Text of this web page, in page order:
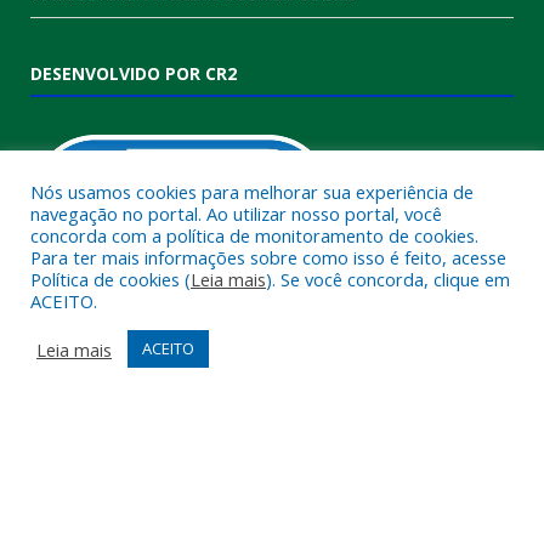
DESENVOLVIDO POR CR2
Muito mais que
Realizamos umaassessoria
contrato que todas as exigências das
Nós usamos cookies para melhorar sua experiência de
navegação no portal. Ao utilizar nosso portal, você
concorda com a política de monitoramento de cookies.
Para ter mais informações sobre como isso é feito, acesse
Política de cookies (Leia mais). Se você concorda, clique em
ACEITO.
Leia mais
ACEITO